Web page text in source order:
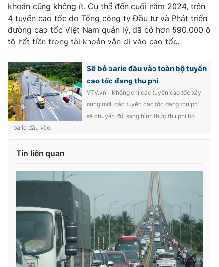
Ðiện thoại Thời báo VTV: 024.66 897 897
Email:toasoan@vtv.vn
Liên hệ quảng cáo:024-7300.7108
® Cấm sao chép dưới mọi hình thức nếu không có sự chấp
thuận bằng văn bản. Ghi rõ nguồn VTV.vn khi phát hành lại
thông tin từ website này.
khoản cũng không ít. Cụ thể đến cuối năm 2024, trên
4 tuyến cao tốc do Tổng công ty Đầu tư và Phát triển
đường cao tốc Việt Nam quản lý, đã có hơn 590.000 ô
tô hết tiền trong tài khoản vẫn đi vào cao tốc.
Sẽ bỏ barie đầu vào toàn bộ tuyến
cao tốc đang thu phí
VTV.vn - Không chỉ các tuyến cao tốc xây
dựng mới, các tuyến cao tốc đang thu phí
sẽ chuyển đổi sang hình thức thu phí bỏ
barie đầu vào.
Tin liên quan